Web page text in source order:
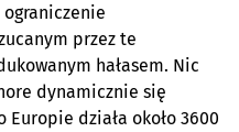
przez te
hałasem. Nic
dynamicznie się
działa około 3600